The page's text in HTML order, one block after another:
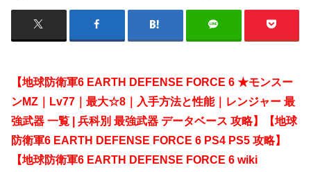
【地球防衛軍6 EARTH DEFENSE FORCE 6 ★モンスー
ンMZ｜Lv77｜最大☆8｜入手方法と性能｜レンジャー 最
強武器 一覧 | 兵科別 最強武器 データベース攻略】【地球
防衛軍6 EARTH DEFENSE FORCE 6 PS4 PS5 攻略】
【地球防衛軍6 EARTH DEFENSE FORCE 6 wiki